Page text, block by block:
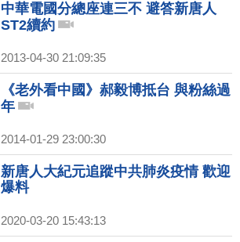
中華電國分總座連三不 避答新唐人
ST2續約
2013-04-30 21:09:35
《老外看中國》郝毅博抵台 與粉絲過
年
2014-01-29 23:00:30
新唐人大紀元追蹤中共肺炎疫情 歡迎
爆料
2020-03-20 15:43:13